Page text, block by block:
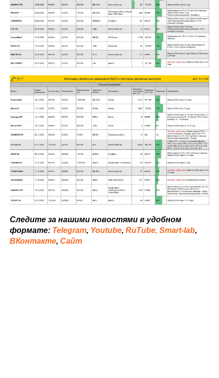
Следите за нашими новостями в удобном
формате: Telegram, Youtube, RuTube, Smart-lab,
ВКонтакте, Сайт